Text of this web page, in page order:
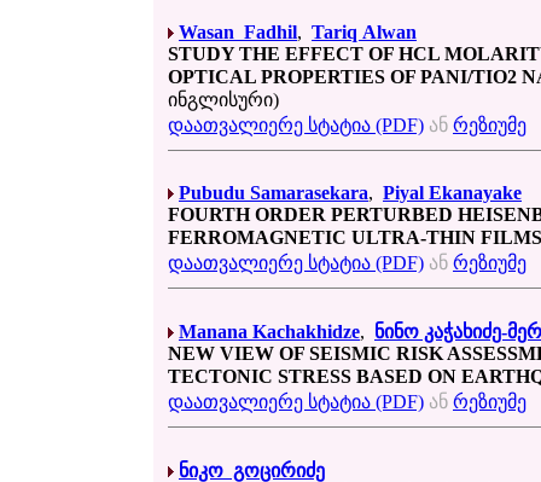
Wasan Fadhil, Tariq Alwan
STUDY THE EFFECT OF HCL
OPTICAL PROPERTIES OF PANI/TIO2
ინგლისური)
დაათვალიერე სტატია (PDF) ან რეზიუმე
Pubudu Samarasekara, Piyal Ekanayake
FOURTH ORDER PERTURBED
FERROMAGNETIC ULTRA-THIN FILMS
დაათვალიერე სტატია (PDF) ან რეზიუმე
Manana Kachakhidze, ნინო კაჭახიძე-
NEW VIEW OF SEISMIC RISK
TECTONIC STRESS BASED ON
დაათვალიერე სტატია (PDF) ან რეზიუმე
ნიკო გოცირიძე